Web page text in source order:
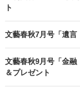
ト
文藝春秋7月号「遺言
文藝春秋9月号「金
＆プレゼント